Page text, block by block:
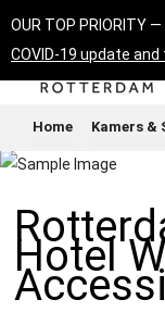
OUR TOP PRIORITY —
COVID-19 update
Home Kamers &
Hotel